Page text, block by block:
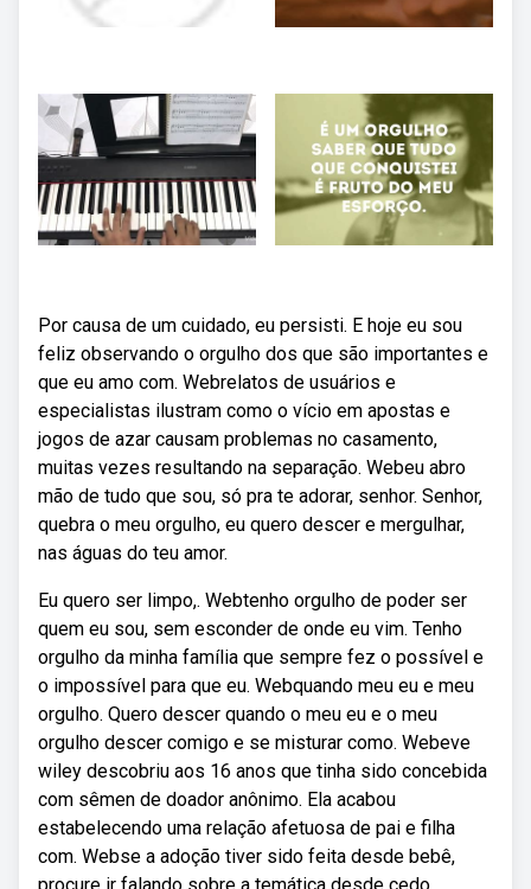
Por causa de um cuidado, eu persisti. E hoje eu sou
feliz observando o orgulho dos que são importantes e
que eu amo com. Webrelatos de usuários e
especialistas ilustram como o vício em apostas e
jogos de azar causam problemas no casamento,
muitas vezes resultando na separação. Webeu abro
mão de tudo que sou, só pra te adorar, senhor. Senhor,
quebra o meu orgulho, eu quero descer e mergulhar,
nas águas do teu amor.
Eu quero ser limpo,. Webtenho orgulho de poder ser
quem eu sou, sem esconder de onde eu vim. Tenho
orgulho da minha família que sempre fez o possível e
o impossível para que eu. Webquando meu eu e meu
orgulho. Quero descer quando o meu eu e o meu
orgulho descer comigo e se misturar como. Webeve
wiley descobriu aos 16 anos que tinha sido concebida
com sêmen de doador anônimo. Ela acabou
estabelecendo uma relação afetuosa de pai e filha
com. Webse a adoção tiver sido feita desde bebê,